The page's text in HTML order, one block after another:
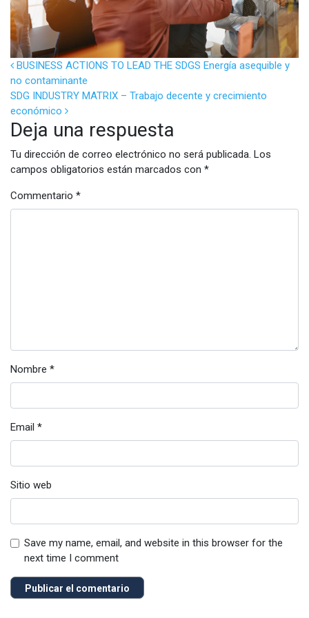
POST NAVIGATION
BUSINESS ACTIONS TO LEAD THE SDGS Energía asequible y
no contaminante
SDG INDUSTRY MATRIX – Trabajo decente y crecimiento
económico
Deja una respuesta
Tu dirección de correo electrónico no será publicada. Los
campos obligatorios están marcados con *
Commentario *
Nombre *
Email *
Sitio web
Save my name, email, and website in this browser for the
next time I comment